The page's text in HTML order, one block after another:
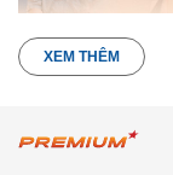
XEM THÊM